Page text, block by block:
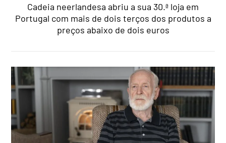
Cadeia neerlandesa abriu a sua 30.ª loja em
Portugal com mais de dois terços dos produtos a
preços abaixo de dois euros